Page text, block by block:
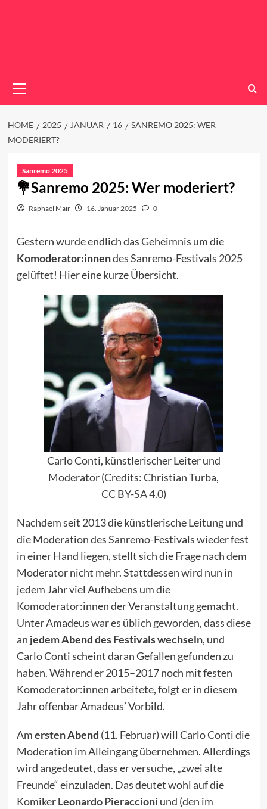
Menu
HOME 2025 JANUAR 16
SANREMO 2025: WER
MODERIERT?
Sanremo 2025
Sanremo 2025: Wer moderiert?
Raphael Mair 16. Januar 2025 0
Gestern wurde endlich das Geheimnis um die
Komoderator:innendes Sanremo-Festivals 2025
gelüftet! Hier eine kurze Übersicht.
Carlo Conti, künstlerischer Leiter und
Moderator (Credits:Christian Turba,
CC BY-SA 4.0)
Nachdem seit 2013die künstlerische Leitung und
die Moderation des Sanremo-Festivals wieder fest
in einer Hand liegen, stellt sich die Frage nach dem
Moderator nicht mehr. Stattdessen wird nun in
jedem Jahr viel Aufhebens um die
Komoderator:innen der Veranstaltung gemacht.
Unter Amadeuswar es üblich geworden, dass diese
an jedem Abend des Festivals wechseln, und
Carlo Conti scheint daran Gefallen gefunden zu
haben. Während er 2015–2017 noch mit festen
Komoderator:innen arbeitete, folgt er in diesem
Jahr offenbar Amadeus’ Vorbild.
Amersten Abend (11. Februar) will Carlo Conti die
Moderation im Alleingang übernehmen. Allerdings
wird angedeutet, dass er versuche, „zwei alte
Freunde“ einzuladen. Das deutet wohl auf die
KomikerLeonardo Pieraccioni und (den im